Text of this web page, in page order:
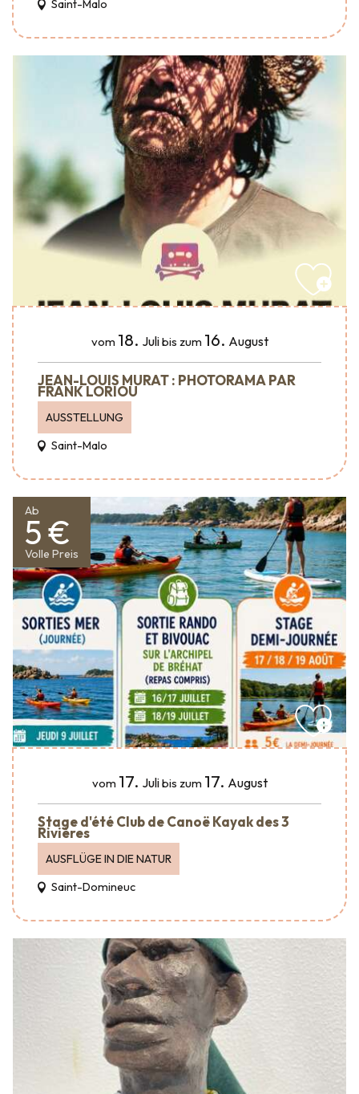
Saint-Malo
vom 18. Julibis zum 16. August
JEAN-LOUIS MURAT : PHOTORAMA PAR
FRANK LORIOU
AUSSTELLUNG
Saint-Malo
Ab
5 €
Volle Preis
vom 17. Julibis zum 17. August
Stage d'été Club de Canoë Kayak des 3
Rivières
AUSFLÜGE IN DIE NATUR
Saint-Domineuc